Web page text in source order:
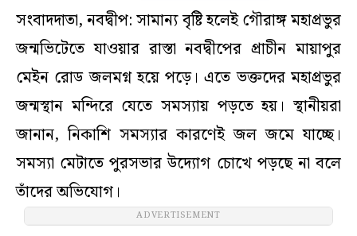
সংবাদদাতা, নবদ্বীপ: সামান্য বৃষ্টি হলেই গৌরাঙ্গ মহাপ্রভুর
জন্মভিটেতে যাওয়ার রাস্তা নবদ্বীপের প্রাচীন মায়াপুর
মেইন রোড জলমগ্ন হয়ে পড়ে। এতে ভক্তদের মহাপ্রভুর
জন্মস্থান মন্দিরে যেতে সমস্যায় পড়তে হয়। স্থানীয়রা
জানান, নিকাশি সমস্যার কারণেই জল জমে যাচ্ছে।
সমস্যা মেটাতে পুরসভার উদ্যোগ চোখে পড়ছে না বলে
তাঁদের অভিযোগ।
ADVERTISEMENT